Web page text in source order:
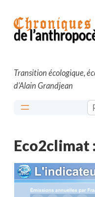
contenu
Transition écologique,
d’Alain Grandjean
Eco2climat